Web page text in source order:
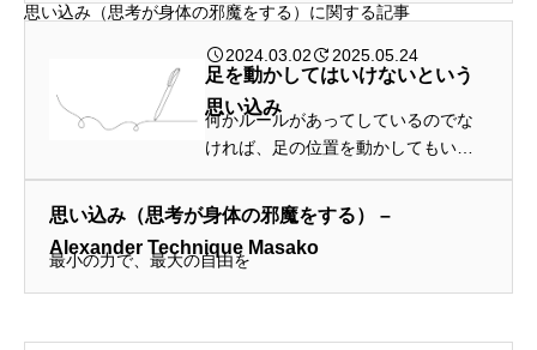
思い込み（思考が身体の邪魔をする）に関する記事
2024.03.02 2025.05.24
足を動かしてはいけないという
思い込み
何かルールがあってしているのでな
ければ、足の位置を動かしてもいい
のです
思い込み（思考が身体の邪魔をする） –
Alexander Technique Masako
最小の力で、最大の自由を